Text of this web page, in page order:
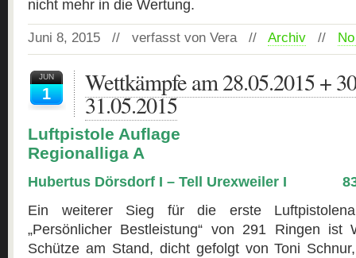
nicht mehr in die Wertung.
Juni 8, 2015 // verfasst von Vera // Archiv //
JUN
1 Wettkämpfe am 28.05.2015 +
31.05.2015
Luftpistole Auflage
Regionalliga A
Hubertus Dörsdorf I – Tell Urexweiler I
Ein weiterer Sieg für die erste
„Persönlicher Bestleistung“ von 291 Ringen ist
Schütze am Stand, dicht gefolgt von Toni